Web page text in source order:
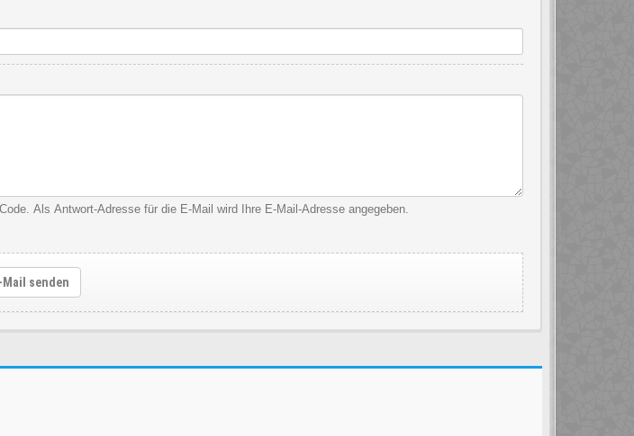
Als Antwort-Adresse für die E-Mail wird Ihre E-Mail-Adresse angegeben.
Mail senden